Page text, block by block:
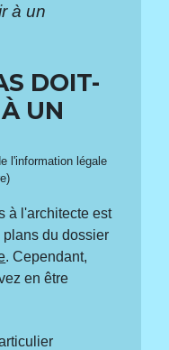
à un
DOIT-
UN
l'information légale
à l'architecte est
du dossier
. Cependant,
en être